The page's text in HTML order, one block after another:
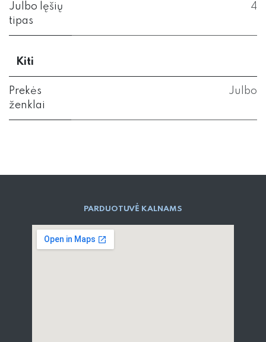
Julbo lęšių
tipas
4
Kiti
Prekės
ženklai
Julbo
PARD​UOTUVĖ​ KALNAMS